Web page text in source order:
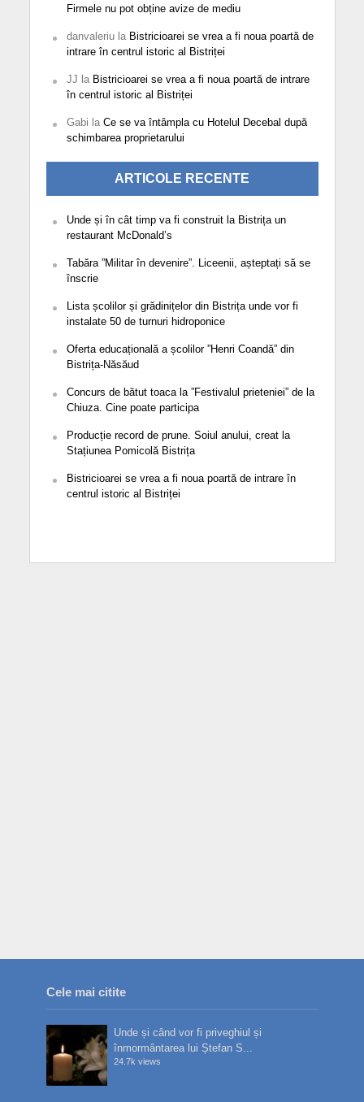
Firmele nu pot obține avize de mediu
danvaleriula Bistricioarei se vrea a fi noua poartă de
intrare în centrul istoric al Bistriței
JJ la Bistricioarei se vrea a fi noua poartă de intrare
în centrul istoric al Bistriței
Gabi la Ce se va întâmpla cu Hotelul Decebal după
schimbarea proprietarului
ARTICOLE RECENTE
Unde și în cât timp va fi construit la Bistrița un
restaurant McDonald’s
Tabăra ”Militar în devenire”. Liceenii, așteptați să se
înscrie
Lista școlilor și grădinițelor din Bistrița unde vor fi
instalate 50 de turnuri hidroponice
Oferta educațională a școlilor ”Henri Coandă” din
Bistrița-Năsăud
Concurs de bătut toaca la ”Festivalul prieteniei” de la
Chiuza. Cine poate participa
Producție record de prune. Soiul anului, creat la
Stațiunea Pomicolă Bistrița
Bistricioarei se vrea a fi noua poartă de intrare în
centrul istoric al Bistriței
Cele mai citite
Unde și când vor fi priveghiul și
înmormântarea lui Ștefan S...
24.7k views